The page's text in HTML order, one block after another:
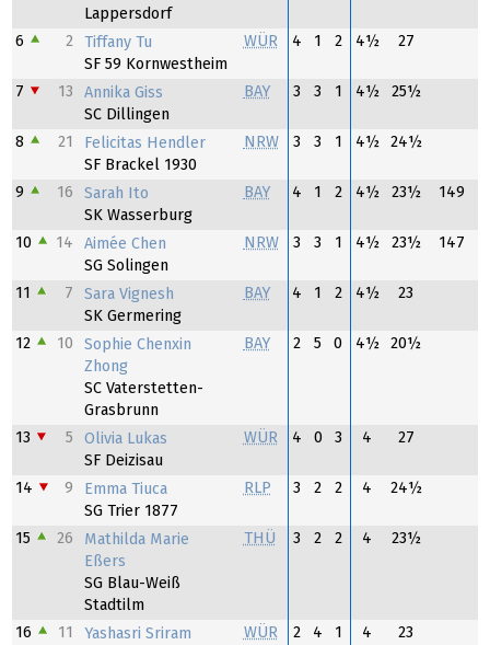
Lappersdorf
6 2
Tiffany Tu
SF 59 Kornwestheim
WÜR 4 1 2 4½ 27
7 13
Annika Giss
SC Dillingen
BAY 3 3 1 4½ 25½
8 21
Felicitas Hendler
SF Brackel 1930
NRW 3 3 1 4½ 24½
9 16
Sarah Ito
SK Wasserburg
BAY 4 1 2 4½ 23½ 149
10 14
Aimée Chen
SG Solingen
NRW 3 3 1 4½ 23½ 147
11 7
Sara Vignesh
SK Germering
BAY 4 1 2 4½ 23
12 10
Sophie Chenxin
Zhong
SC Vaterstetten-
Grasbrunn
BAY 2 5 0 4½ 20½
13 5
Olivia Lukas
SF Deizisau
WÜR 4 0 3 4 27
14 9
Emma Tiuca
SG Trier 1877
RLP 3 2 2 4 24½
15 26
Mathilda Marie
Eßers
SG Blau-Weiß
Stadtilm
THÜ 3 2 2 4 23½
16 11
Yashasri Sriram
WÜR 2 4 1 4 23